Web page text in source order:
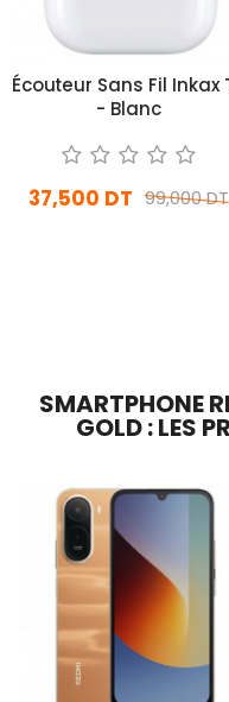
Écouteur Sans Fil Inkax
- Blanc
99,000 DT
37,500 DT
SMARTPHONE
GOLD : LES